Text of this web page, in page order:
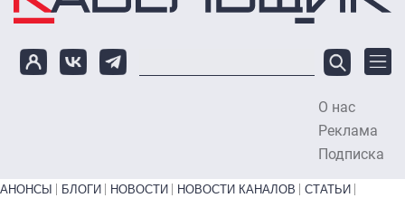
О нас
Реклама
Подписка
Primary links bottom
АНОНСЫ БЛОГИ НОВОСТИ НОВОСТИ КАНАЛОВ
СТАТЬИ